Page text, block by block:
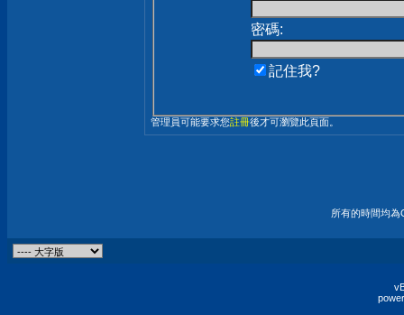
密碼:
記住我?
管理員可能要求您註冊後才可瀏覽此頁面。
所有的時間均為